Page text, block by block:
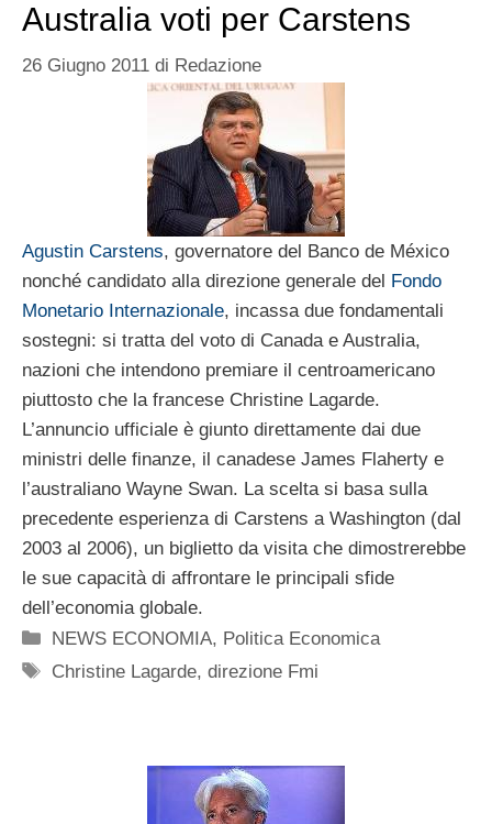
Australia voti per Carstens
26 Giugno 2011 di Redazione
Agustin Carstens, governatore del Banco de México
nonché candidato alla direzione generale del Fondo
Monetario Internazionale, incassa due fondamentali
sostegni: si tratta del voto di Canada e Australia,
nazioni che intendono premiare il centroamericano
piuttosto che la francese Christine Lagarde.
L’annuncio ufficiale è giunto direttamente dai due
ministri delle finanze, il canadese James Flaherty e
l’australiano Wayne Swan. La scelta si basa sulla
precedente esperienza di Carstens a Washington (dal
2003 al 2006), un biglietto da visita che dimostrerebbe
le sue capacità di affrontare le principali sfide
dell’economia globale.
Categorie
NEWS ECONOMIA, Politica Economica
Tag
Christine Lagarde,direzione Fmi